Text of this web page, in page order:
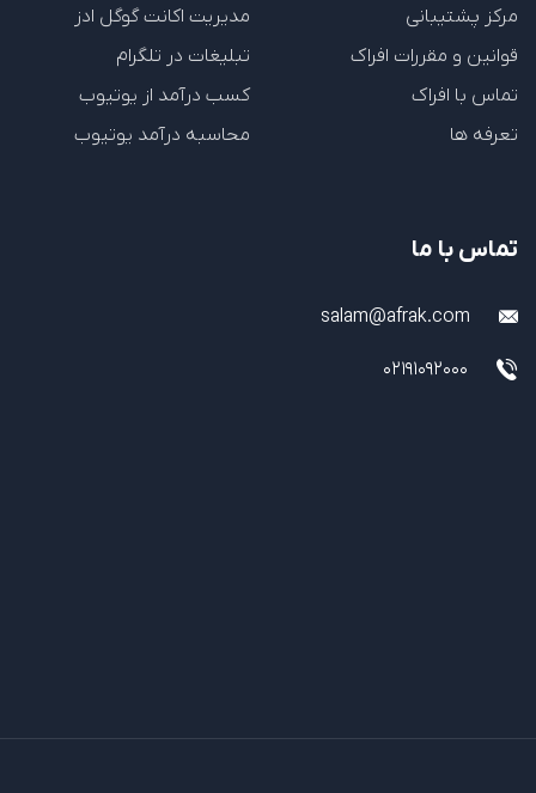
مرکز پشتیبانی
قوانین و مقررات افراک
تماس با افراک
تعرفه ها
مدیریت اکانت گوگل ادز
تبلیغات در تلگرام
کسب درآمد از یوتیوب
محاسبه درآمد یوتیوب
تماس با ما
salam@afrak.com
02191092000